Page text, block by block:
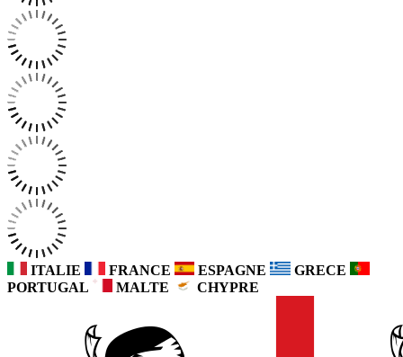
ITALIE FRANCE ESPAGNE
GRECE
PORTUGAL
MALTE CHYPRE